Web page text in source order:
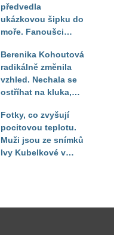
předvedla
ukázkovou šipku do
moře. Fanoušci
toho vypadá
Berenika Kohoutová
radikálně změnila
vzhled. Nechala se
ostříhat na kluka,
překvapily
Fotky, co zvyšují
pocitovou teplotu.
Muži jsou ze snímků
Ivy Kubelkové v